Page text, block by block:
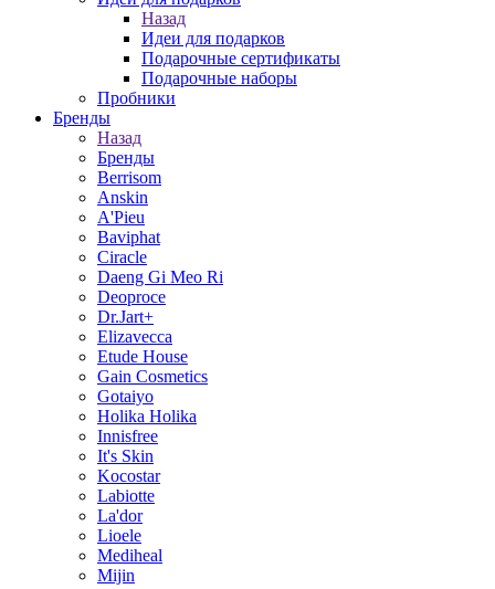
Назад
Идеи для подарков
Подарочные сертификаты
Подарочные наборы
Пробники
Бренды
Назад
Бренды
Berrisom
Anskin
A'Pieu
Baviphat
Ciracle
Daeng Gi Meo Ri
Deoproce
Dr.Jart+
Elizavecca
Etude House
Gain Cosmetics
Gotaiyo
Holika Holika
Innisfree
It's Skin
Kocostar
Labiotte
La'dor
Lioele
Mediheal
Mijin